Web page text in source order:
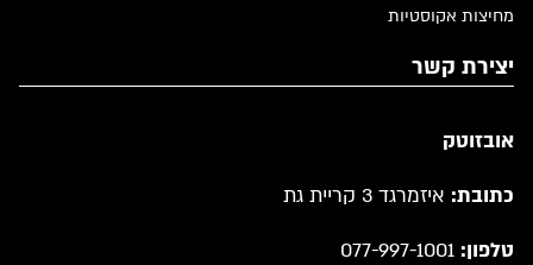
מחיצות אקוסטיות
יצירת קשר
אובזוטק
כתובת: איזמרגד 3 קריית גת
טלפון: 077-997-1001